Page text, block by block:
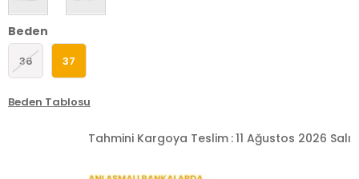
Beden
36 37
Beden Tablosu
Tahmini Kargoya Teslim :11 Ağustos 2026 Salı